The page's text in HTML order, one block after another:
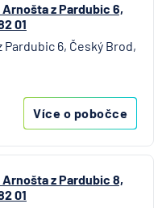
z Pardubic 6,
01
Pardubic 6, Český Brod,
Více o pobočce
z Pardubic 8,
01